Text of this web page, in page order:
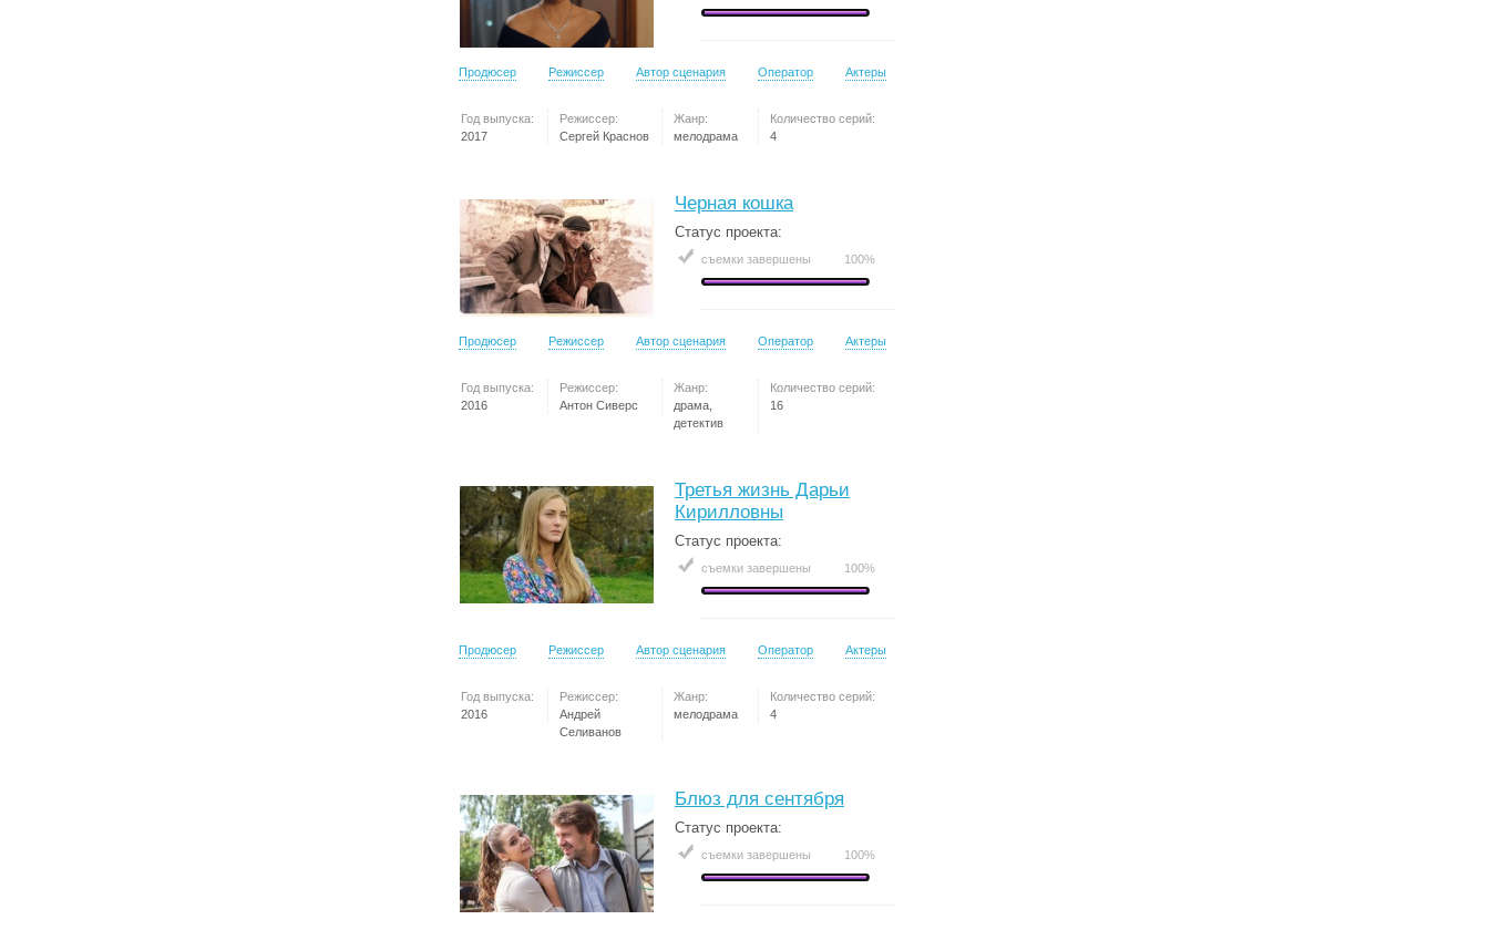
Продюсер Режиссер Автор сценария Оператор Актеры
Год выпуска:
2017
Режиссер:
Сергей Краснов
Жанр:
мелодрама
Количество серий:
4
Черная кошка
Статус проекта:
съемки завершены 100%
Продюсер Режиссер Автор сценария Оператор Актеры
Год выпуска:
2016
Режиссер:
Антон Сиверс
Жанр:
драма,
детектив
Количество серий:
16
Третья жизнь Дарьи
Кирилловны
Статус проекта:
съемки завершены 100%
Продюсер Режиссер Автор сценария Оператор Актеры
Год выпуска:
2016
Режиссер:
Андрей
Селиванов
Жанр:
мелодрама
Количество серий:
4
Блюз для сентября
Статус проекта:
съемки завершены 100%